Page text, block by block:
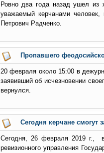
Ровно два года назад ушел из
уважаемый керчанами
Петрович Радченко.
Пропавшего
20 февраля около 15:00 в
заявивший об исчезновении
вернулся.
Сегодня керчане
Сегодня, 26 февраля 2019 г.,
ревизионного управления